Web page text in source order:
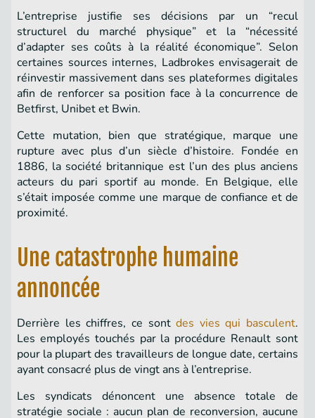
L’entreprise justifie ses décisions par un “recul
structurel du marché physique” et la “nécessité
d’adapter ses coûts à la réalité économique”. Selon
certaines sources internes, Ladbrokes envisagerait de
réinvestir massivement dans ses plateformes digitales
afin de renforcer sa position face à la concurrence de
Betfirst, Unibet et Bwin.
Cette mutation, bien que stratégique, marque une
rupture avec plus d’un siècle d’histoire. Fondée en
1886, la société britannique est l’un des plus anciens
acteurs du pari sportif au monde. En Belgique, elle
s’était imposée comme une marque de confiance et de
proximité.
Une catastrophe humaine
annoncée
Derrière les chiffres, ce sontdes vies qui basculent.
Les employés touchés par la procédure Renault sont
pour la plupart des travailleurs de longue date, certains
ayant consacré plus de vingt ans à l’entreprise.
Les syndicats dénoncent une absence totale de
stratégie sociale : aucun plan de reconversion, aucune